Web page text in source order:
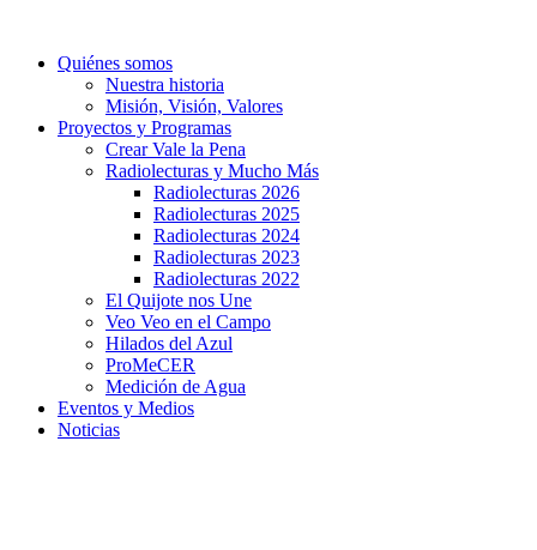
Quiénes somos
Nuestra historia
Misión, Visión, Valores
Proyectos y Programas
Crear Vale la Pena
Radiolecturas y Mucho Más
Radiolecturas 2026
Radiolecturas 2025
Radiolecturas 2024
Radiolecturas 2023
Radiolecturas 2022
El Quijote nos Une
Veo Veo en el Campo
Hilados del Azul
ProMeCER
Medición de Agua
Eventos y Medios
Noticias